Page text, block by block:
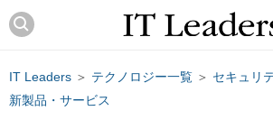
IT Leaders ＞ テクノロジー一覧 ＞ セキュリ
新製品・サービス